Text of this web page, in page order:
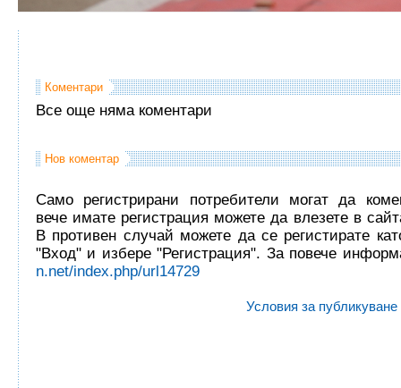
Коментари
Все още няма коментари
Нов коментар
Само регистрирани потребители могат да
вече имате регистрация можете да влезете в
В противен случай можете да се регистирате
"Вход" и избере "Регистрация". За повече
n.net/index.php/url14729
Условия за